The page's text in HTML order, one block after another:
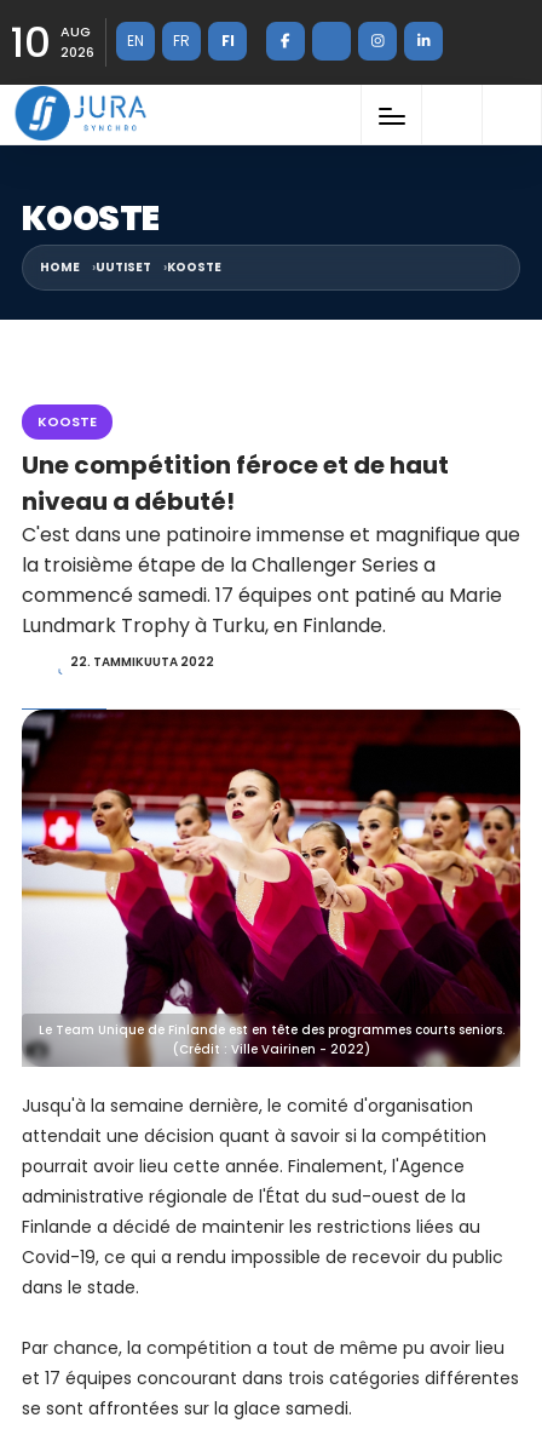
10
AUG
2026
EN FR FI
KOOSTE
HOME UUTISET KOOSTE
KOOSTE
Une compétition féroce et de haut
niveau a débuté!
C'est dans une patinoire immense et magnifique que
la troisième étape de la Challenger Series a
commencé samedi. 17 équipes ont patiné au Marie
Lundmark Trophy à Turku, en Finlande.
22. TAMMIKUUTA 2022
Le Team Unique de Finlande est en tête des programmes courts seniors.
(Crédit : Ville Vairinen - 2022)
Jusqu'à la semaine dernière, le comité d'organisation
attendait une décision quant à savoir si la compétition
pourrait avoir lieu cette année. Finalement, l'Agence
administrative régionale de l'État du sud-ouest de la
Finlande a décidé de maintenir les restrictions liées au
Covid-19, ce qui a rendu impossible de recevoir du public
dans le stade.
Par chance, la compétition a tout de même pu avoir lieu
et 17 équipes concourant dans trois catégories différentes
se sont affrontées sur la glace samedi.